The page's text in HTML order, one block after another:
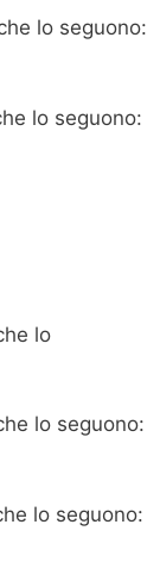
lo seguono:
lo seguono:
lo
lo seguono:
lo seguono: